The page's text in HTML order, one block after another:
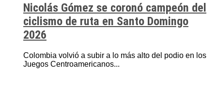
Nicolás Gómez se coronó campeón del
ciclismo de ruta en Santo Domingo
2026
Colombia volvió a subir a lo más alto del podio en los
Juegos Centroamericanos...